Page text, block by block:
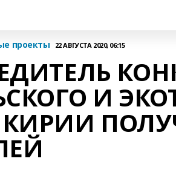
проекты 22 АВГУСТА 2020, 06:15
И